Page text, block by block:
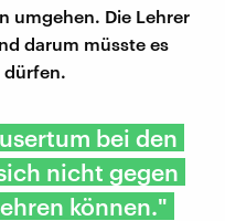
umgehen. Die Lehrer
darum müsste es
dürfen.
bei den
nicht gegen
können."